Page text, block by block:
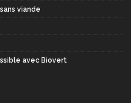
viande
avec Biovert